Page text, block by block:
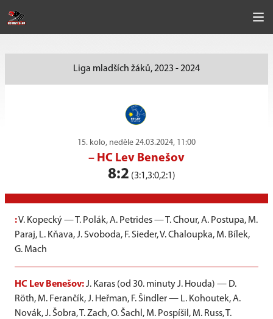
Liga mladších žáků, 2023 - 2024
15. kolo, neděle 24.03.2024, 11:00
– HC Lev Benešov
8:2 (3:1,3:0,2:1)
:V. Kopecký — T. Polák, A. Petrides — T. Chour, A. Postupa, M.
Paraj, L. Kňava, J. Svoboda, F. Sieder, V. Chaloupka, M. Bílek,
G. Mach
HC Lev Benešov:J. Karas (od 30. minuty J. Houda) — D.
Röth, M. Ferančík, J. Heřman, F. Šindler — L. Kohoutek, A.
Novák, J. Šobra, T. Zach, O. Šachl, M. Pospíšil, M. Russ, T.